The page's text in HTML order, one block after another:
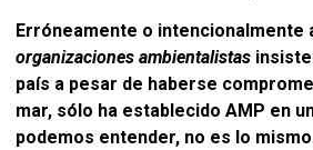
Erróneamente o intencionalmente
organizaciones ambientalistas
país a pesar de haberse
mar, sólo ha establecido AMP en
podemos entender, no es lo